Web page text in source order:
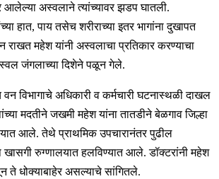
अस्वलाने त्यांच्यावर झडप घातली.
हात, पाय तसेच शरीराच्या इतर भागांना दुखापत
राखत महेश यांनी अस्वलाचा प्रतिकार करण्याचा
जंगलाच्या दिशेने पळून गेले.
वन विभागाचे अधिकारी व कर्मचारी घटनास्थळी दाखल
मदतीने जखमी महेश यांना तातडीने बेळगाव जिल्हा
आले. तेथे प्राथमिक उपचारानंतर पुढील
खासगी रुग्णालयात हलविण्यात आले. डॉक्टरांनी महेश
ते धोक्याबाहेर असल्याचे सांगितले.